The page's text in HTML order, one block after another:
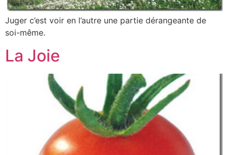
Juger c’est voir en l’autre une partie dérangeante de
soi-même.
La Joie